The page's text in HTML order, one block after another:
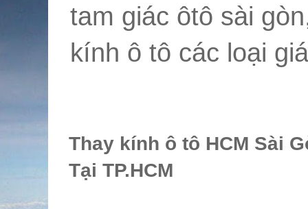
tam giác ôtô sài
kính ô tô các loại
Thay kính ô tô HCM Sài
Tại TP.HCM